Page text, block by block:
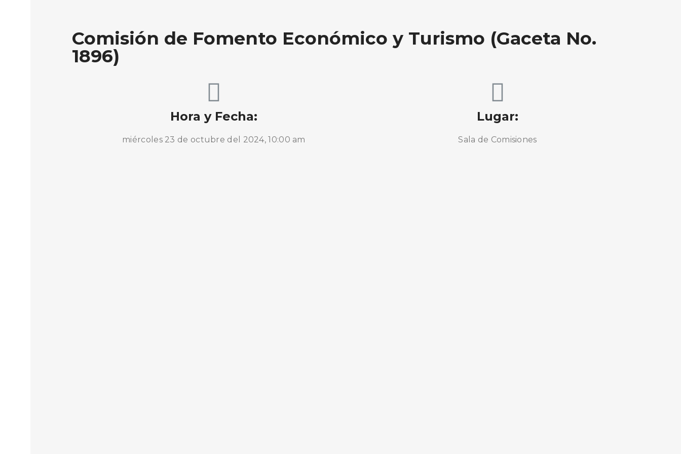
Comisión de Fomento Económico y Turismo (Gaceta No.
1896)
Hora y Fecha:
miércoles 23 de octubre del 2024, 10:00 am
Lugar:
Sala de Comisiones